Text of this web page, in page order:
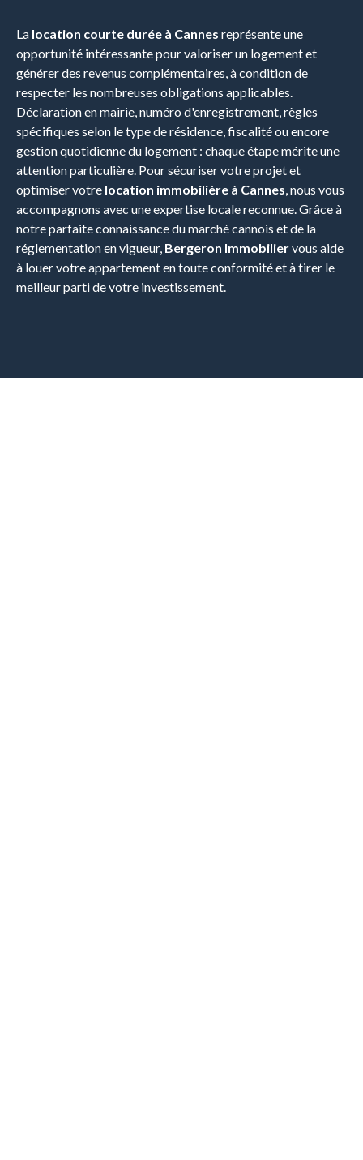
La location courte durée à Cannes représente une
opportunité intéressante pour valoriser un logement et
générer des revenus complémentaires, à condition de
respecter les nombreuses obligations applicables.
Déclaration en mairie, numéro d'enregistrement, règles
spécifiques selon le type de résidence, fiscalité ou encore
gestion quotidienne du logement : chaque étape mérite une
attention particulière. Pour sécuriser votre projet et
optimiser votre location immobilière à Cannes, nous vous
accompagnons avec une expertise locale reconnue. Grâce à
notre parfaite connaissance du marché cannois et de la
réglementation en vigueur, Bergeron Immobiliervous aide
à louer votre appartement en toute conformité et à tirer le
meilleur parti de votre investissement.